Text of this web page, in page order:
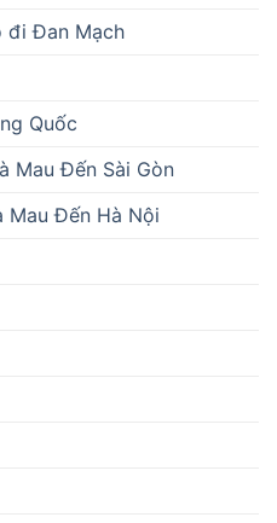
đi Đan Mạch
Quốc
Mau Đến Sài Gòn
Mau Đến Hà Nội